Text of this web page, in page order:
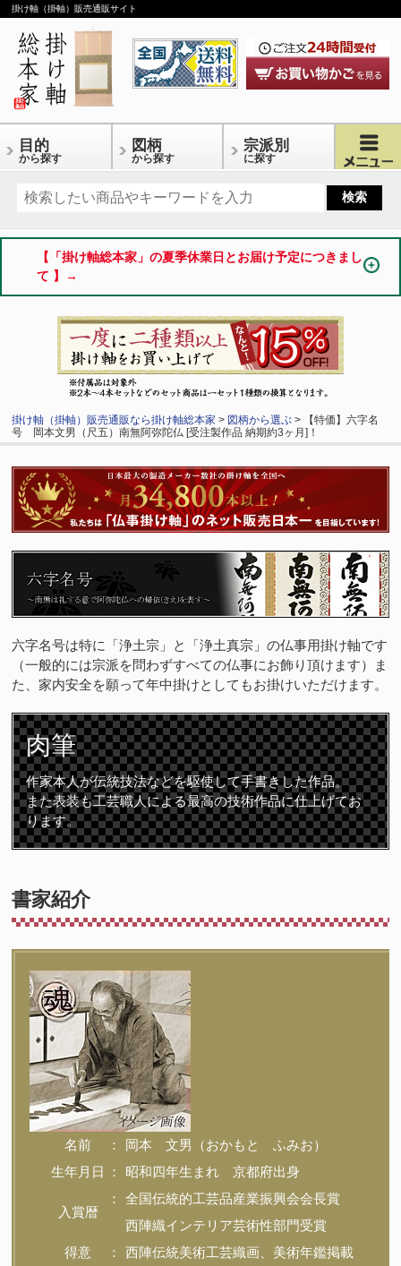
掛け軸（掛軸）販売通販サイト
目的
から探す
図柄
から探す
宗派別
に探す
【「掛け軸総本家」の夏季休業日とお届け予定につきまし
て 】→
掛け軸（掛軸）販売通販なら掛け軸総本家 > 図柄から選ぶ > 【特価】六字名
号 岡本文男（尺五）南無阿弥陀仏 [受注製作品 納期約3ヶ月]！
六字名号は特に「浄土宗」と「浄土真宗」の仏事用掛け軸です
（一般的には宗派を問わずすべての仏事にお飾り頂けます）ま
た、家内安全を願って年中掛けとしてもお掛けいただけます。
肉筆
作家本人が伝統技法などを駆使して手書きした作品。
また表装も工芸職人による最高の技術作品に仕上げてお
ります。
書家紹介
名前
岡本 文男（おかもと ふみお）
生年月日
昭和四年生まれ 京都府出身
入賞暦
全国伝統的工芸品産業振興会会長賞
西陣織インテリア芸術性部門受賞
得意
西陣伝統美術工芸織画、美術年鑑掲載